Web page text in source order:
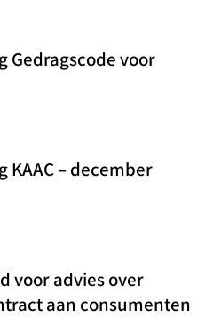
Gedragscode voor
– december
voor advies over
aan consumenten